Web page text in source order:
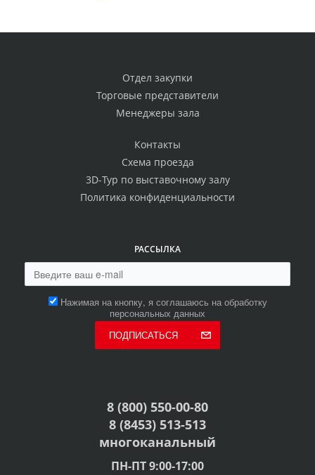
Отдел закупки
Торговые представители
Менеджеры зала
Контакты
Схема проезда
3D-Тур по выставочному залу
Политика конфиденциальности
РАССЫЛКА
Нажимая на кнопку, я соглашаюсь на обработку
персональных данных
ПОДПИСАТЬСЯ
8 (800) 550-00-80
8 (8453) 513-513
многоканальный
ПН-ПТ 9:00-17:00